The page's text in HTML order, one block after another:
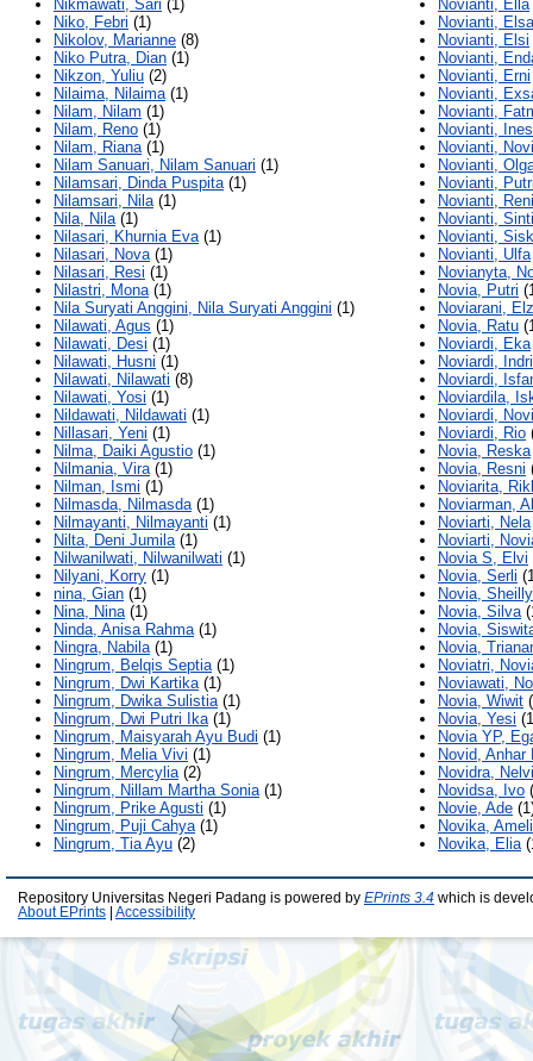
Nikmawati, Sari (1)
Niko, Febri (1)
Nikolov, Marianne (8)
Niko Putra, Dian (1)
Nikzon, Yuliu (2)
Nilaima, Nilaima(1)
Nilam, Nilam (1)
Nilam, Reno (1)
Nilam, Riana(1)
Nilam Sanuari, Nilam Sanuari (1)
Nilamsari, Dinda Puspita(1)
Nilamsari, Nila(1)
Nila, Nila(1)
Nilasari, Khurnia Eva(1)
Nilasari, Nova(1)
Nilasari, Resi (1)
Nilastri, Mona(1)
Nila Suryati Anggini, Nila Suryati Anggini (1)
Nilawati, Agus (1)
Nilawati, Desi (1)
Nilawati, Husni (1)
Nilawati, Nilawati (8)
Nilawati, Yosi (1)
Nildawati, Nildawati (1)
Nillasari, Yeni (1)
Nilma, Daiki Agustio (1)
Nilmania, Vira(1)
Nilman, Ismi (1)
Nilmasda, Nilmasda(1)
Nilmayanti, Nilmayanti (1)
Nilta, Deni Jumila(1)
Nilwanilwati, Nilwanilwati (1)
Nilyani, Korry (1)
nina, Gian (1)
Nina, Nina(1)
Ninda, Anisa Rahma(1)
Ningra, Nabila(1)
Ningrum, Belqis Septia(1)
Ningrum, Dwi Kartika(1)
Ningrum, Dwika Sulistia(1)
Ningrum, Dwi Putri Ika(1)
Ningrum, Maisyarah Ayu Budi (1)
Ningrum, Melia Vivi (1)
Ningrum, Mercylia(2)
Ningrum, Nillam Martha Sonia(1)
Ningrum, Prike Agusti (1)
Ningrum, Puji Cahya(1)
Ningrum, Tia Ayu (2)
Novianti, Ella
Novianti, Elsa
Novianti, Elsi
Novianti,
Novianti, Erni
Novianti,
Novianti,
Novianti, Ines
Novianti,
Novianti,
Novianti,
Novianti, Reni
Novianti,
Novianti,
Novianti, Ulfa
Novianyta,
Novia, Putri
Noviarani,
Novia, Ratu
Noviardi, Eka
Noviardi, Indri
Noviardi,
Noviardila,
Noviardi,
Noviardi, Rio
Novia, Reska
Novia, Resni
Noviarita,
Noviarman,
Noviarti, Nela
Noviarti,
Novia S, Elvi
Novia, Serli
Novia, Sheilly
Novia, Silva
Novia,
Novia,
Noviatri,
Noviawati,
Novia, Wiwit
Novia, Yesi
Novia YP,
Novid, Anhar
Novidra, Nelvi
Novidsa, Ivo
Novie, Ade
Novika,
Novika, Elia
Repository Universitas Negeri Padang is powered by EPrints 3.4 which is
About EPrints
Accessibility